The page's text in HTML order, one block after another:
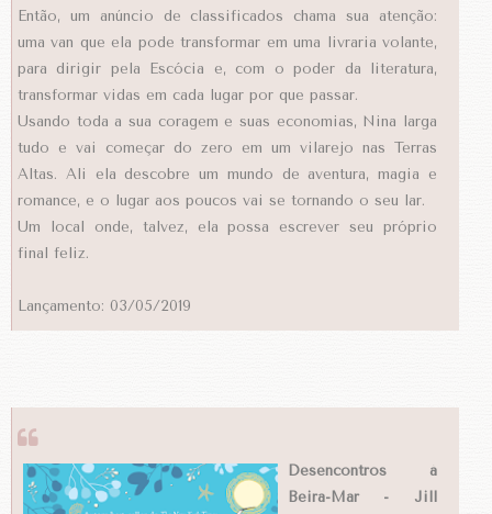
Então, um anúncio de classificados chama sua atenção:
uma van que ela pode transformar em uma livraria volante,
para dirigir pela Escócia e, com o poder da literatura,
transformar vidas em cada lugar por que passar.
Usando toda a sua coragem e suas economias, Nina larga
tudo e vai começar do zero em um vilarejo nas Terras
Altas. Ali ela descobre um mundo de aventura, magia e
romance, e o lugar aos poucos vai se tornando o seu lar.
Um local onde, talvez, ela possa escrever seu próprio
final feliz.
Lançamento: 03/05/2019
Desencontros à
Beira-Mar - Jill